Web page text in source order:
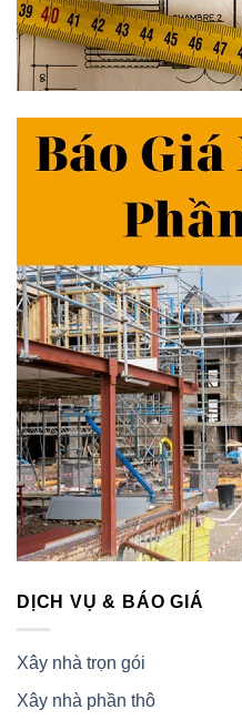
DỊCH VỤ & BÁO GIÁ
Xây nhà trọn gói
Xây nhà phần thô